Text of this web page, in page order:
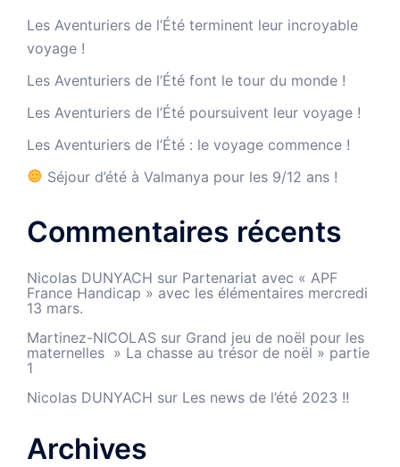
Les Aventuriers de l’Été terminent leur incroyable
voyage !
Les Aventuriers de l’Été font le tour du monde !
Les Aventuriers de l’Été poursuivent leur voyage !
Les Aventuriers de l’Été : le voyage commence !
Séjour d’été à Valmanya pour les 9/12 ans !
Commentaires récents
Nicolas DUNYACH sur Partenariat avec « APF
France Handicap » avec les élémentaires mercredi
13 mars.
Martinez-NICOLAS sur Grand jeu de noël pour les
maternelles » La chasse au trésor de noël » partie
1
Nicolas DUNYACH sur Les news de l’été 2023 !!
Archives